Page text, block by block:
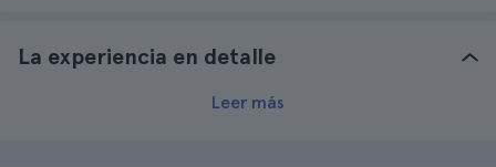
La experiencia en detalle
Leer más